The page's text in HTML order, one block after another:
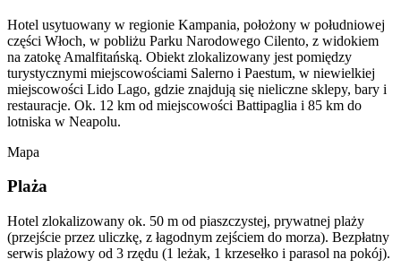
Hotel usytuowany w regionie Kampania, położony w południowej
części Włoch, w pobliżu Parku Narodowego Cilento, z widokiem
na zatokę Amalfitańską. Obiekt zlokalizowany jest pomiędzy
turystycznymi miejscowościami Salerno i Paestum, w niewielkiej
miejscowości Lido Lago, gdzie znajdują się nieliczne sklepy, bary i
restauracje. Ok. 12 km od miejscowości Battipaglia i 85 km do
lotniska w Neapolu.
Mapa
Plaża
Hotel zlokalizowany ok. 50 m od piaszczystej, prywatnej plaży
(przejście przez uliczkę, z łagodnym zejściem do morza). Bezpłatny
serwis plażowy od 3 rzędu (1 leżak, 1 krzesełko i parasol na pokój).